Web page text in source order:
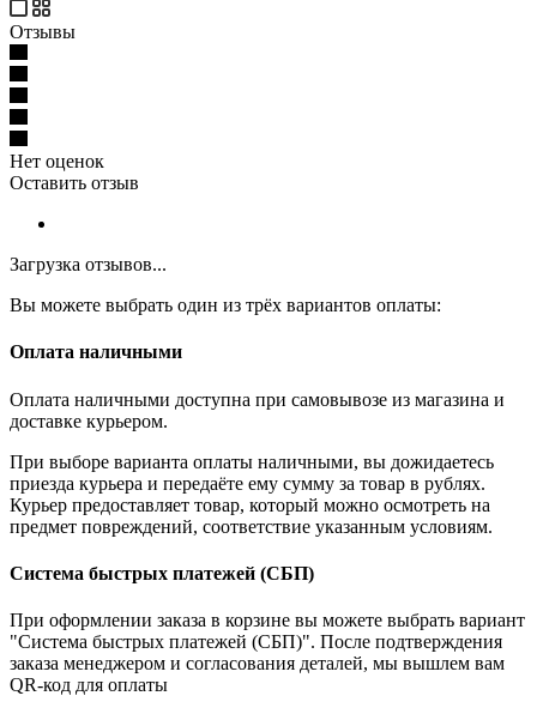
Отзывы
Нет оценок
Оставить отзыв
Загрузка отзывов...
Вы можете выбрать один из трёх вариантов оплаты:
Оплата наличными
Оплата наличными доступна при самовывозе из магазина и
доставке курьером.
При выборе варианта оплаты наличными, вы дожидаетесь
приезда курьера и передаёте ему сумму за товар в рублях.
Курьер предоставляет товар, который можно осмотреть на
предмет повреждений, соответствие указанным условиям.
Система быстрых платежей (СБП)
При оформлении заказа в корзине вы можете выбрать вариант
"Система быстрых платежей (СБП)". После подтверждения
заказа менеджером и согласования деталей, мы вышлем вам
QR-код для оплаты